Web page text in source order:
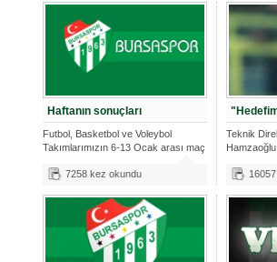
Haftanın sonuçları
Futbol, Basketbol ve Voleybol
Takımlarımızın 6-13 Ocak arası maç
7258 kez okundu
Teknik